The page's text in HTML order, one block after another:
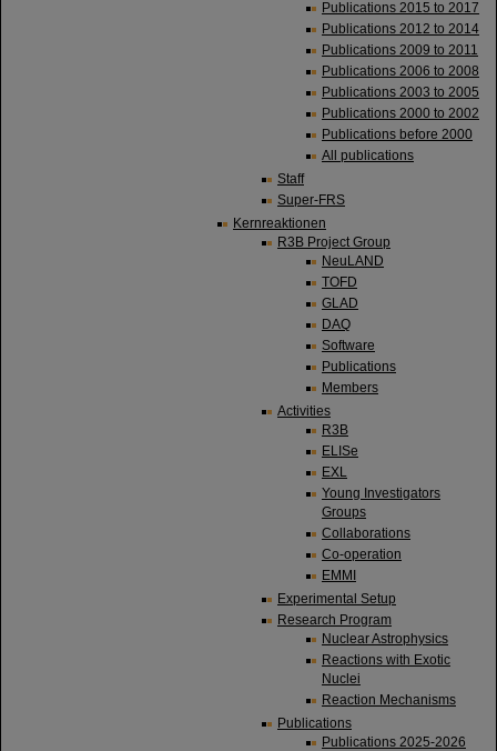
Publications 2015 to 2017
Publications 2012 to 2014
Publications 2009 to 2011
Publications 2006 to 2008
Publications 2003 to 2005
Publications 2000 to 2002
Publications before 2000
All publications
Staff
Super-FRS
Kernreaktionen
R3B Project Group
NeuLAND
TOFD
GLAD
DAQ
Software
Publications
Members
Activities
R3B
ELISe
EXL
Young Investigators
Groups
Collaborations
Co-operation
EMMI
Experimental Setup
Research Program
Nuclear Astrophysics
Reactions with Exotic
Nuclei
Reaction Mechanisms
Publications
Publications 2025-2026